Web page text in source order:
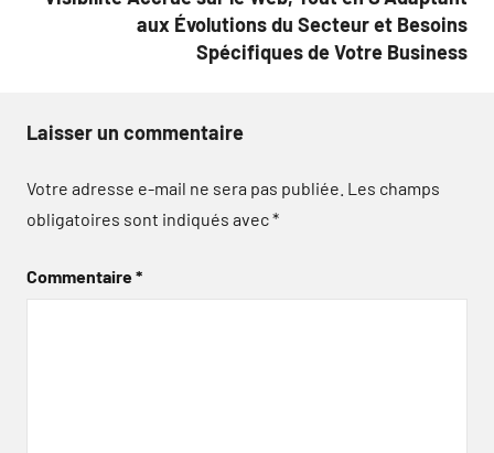
aux Évolutions du Secteur et Besoins
Spécifiques de Votre Business
Laisser un commentaire
Votre adresse e-mail ne sera pas publiée. Les champs
obligatoires sont indiqués avec*
Commentaire*